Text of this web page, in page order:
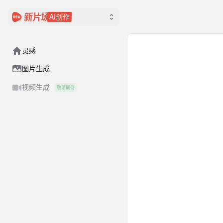
AI创作
灵感
图片生成
视频生成 敬请期待